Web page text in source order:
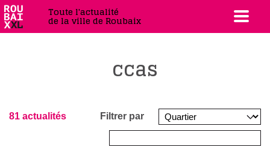
Toute l'actualité
de la ville de Roubaix
ccas
81 actualités Filtrer par